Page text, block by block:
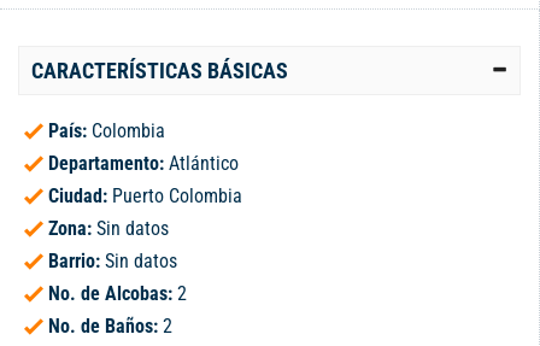
CARACTERÍSTICAS BÁSICAS
País: Colombia
Departamento: Atlántico
Ciudad: Puerto Colombia
Zona: Sin datos
Barrio: Sin datos
No. de Alcobas: 2
No. de Baños: 2